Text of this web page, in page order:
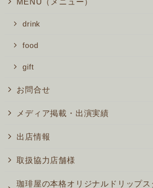
drink
food
gift
お問合せ
メディア掲載・出演実績
出店情報
取扱協力店舗様
珈琲屋の本格オリジナルドリップ